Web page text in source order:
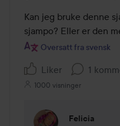
Kan jeg bruke denne
sjampo? Eller er den
Oversatt fra svensk
Liker 1
1000 visninger
Felicia